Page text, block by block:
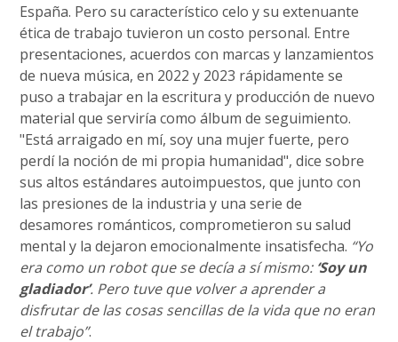
España. Pero su característico celo y su extenuante
ética de trabajo tuvieron un costo personal. Entre
presentaciones, acuerdos con marcas y lanzamientos
de nueva música, en 2022 y 2023 rápidamente se
puso a trabajar en la escritura y producción de nuevo
material que serviría como álbum de seguimiento.
"Está arraigado en mí, soy una mujer fuerte, pero
perdí la noción de mi propia humanidad", dice sobre
sus altos estándares autoimpuestos, que junto con
las presiones de la industria y una serie de
desamores románticos, comprometieron su salud
mental y la dejaron emocionalmente insatisfecha. “Yo
era como un robot que se decía a sí mismo: ‘Soy un
gladiador’. Pero tuve que volver a aprender a
disfrutar de las cosas sencillas de la vida que no eran
el trabajo”.